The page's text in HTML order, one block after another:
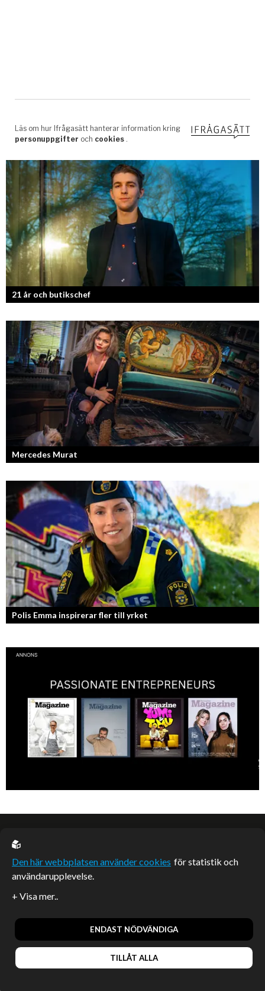
21 år och butikschef
Denis Manasiev Vukotic driver Teknikmagasinet mot nya framgångar!
Mercedes Murat
Konstnären som balanserar känslofylld konst med hårt fysiskt arbete.
Polis Emma inspirerar fler till yrket
EU casino
Artiklar publicerade på webbplatsen som inte är märkta
redaktionellt är betalda samarbeten.
© 2026, Enterprise Magazine
Den här webbplatsen använder cookies för statistik och
användarupplevelse.
ENDAST NÖDVÄNDIGA
TILLÅT ALLA